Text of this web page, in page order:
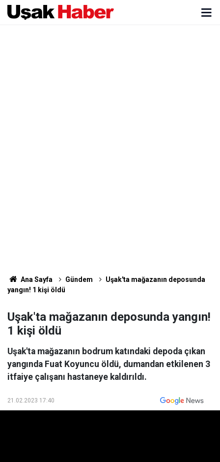
Ana Sayfa Gündem
Uşak'ta mağazanın deposunda
yangın! 1 kişi öldü
Uşak'ta mağazanın deposunda yangın!
1 kişi öldü
Uşak'ta mağazanın bodrum katındaki depoda çıkan
yangında Fuat Koyuncu öldü, dumandan etkilenen 3
itfaiye çalışanı hastaneye kaldırıldı.
21.02.2023 17:40